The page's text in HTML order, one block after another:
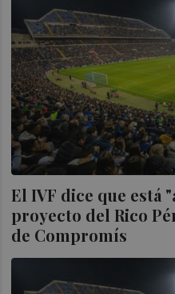
El IVF dice que está
proyecto del Rico
de Compromís